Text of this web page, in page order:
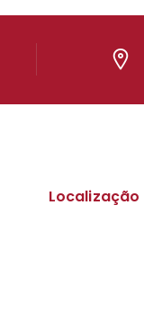
Localização